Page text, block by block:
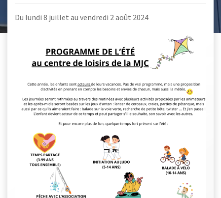
Du lundi 8 juillet au vendredi 2 août 2024